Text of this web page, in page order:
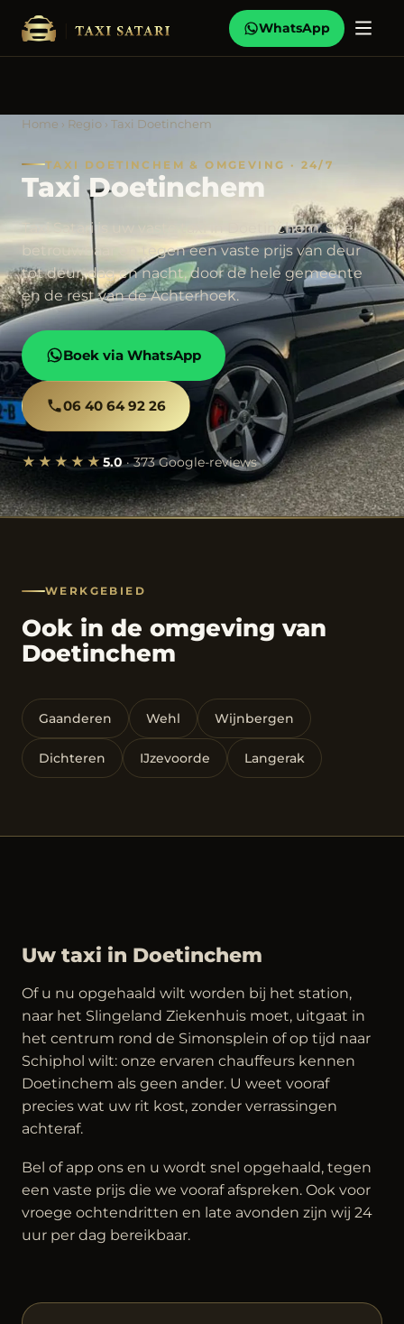
WhatsApp
Home › Regio › Taxi Doetinchem
TAXI DOETINCHEM & OMGEVING · 24/7
Taxi Doetinchem
Taxi Satari is uw vaste taxi in Doetinchem. Snel,
betrouwbaar en tegen een vaste prijs van deur
tot deur, dag en nacht, door de hele gemeente
en de rest van de Achterhoek.
Boek via WhatsApp
06 40 64 92 26
★★★★★ 5.0· 373 Google-reviews
WERKGEBIED
Ook in de omgeving van
Doetinchem
Gaanderen Wehl Wijnbergen
Dichteren IJzevoorde Langerak
Uw taxi in Doetinchem
Of u nu opgehaald wilt worden bij het station,
naar het Slingeland Ziekenhuis moet, uitgaat in
het centrum rond de Simonsplein of op tijd naar
Schiphol wilt: onze ervaren chauffeurs kennen
Doetinchem als geen ander. U weet vooraf
precies wat uw rit kost, zonder verrassingen
achteraf.
Bel of app ons en u wordt snel opgehaald, tegen
een vaste prijs die we vooraf afspreken. Ook voor
vroege ochtendritten en late avonden zijn wij 24
uur per dag bereikbaar.